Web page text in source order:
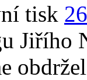
tisk 26
Jiřího